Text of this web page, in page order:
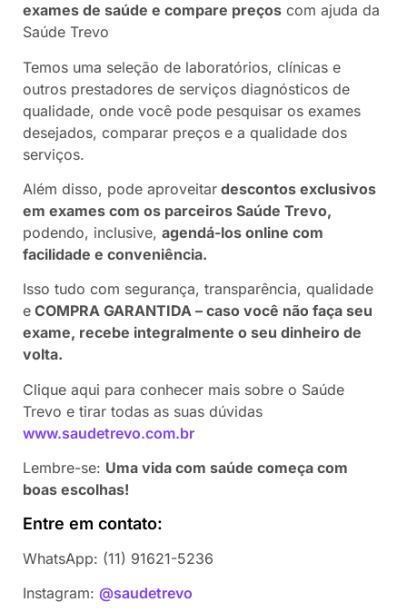
exames de saúde e compare preços com ajuda da
Saúde Trevo
Temos uma seleção de laboratórios, clínicas e
outros prestadores de serviços diagnósticos de
qualidade, onde você pode pesquisar os exames
desejados, comparar preços e a qualidade dos
serviços.
Além disso, pode aproveitar descontos exclusivos
em exames com os parceiros Saúde Trevo,
podendo, inclusive, agendá-los online com
facilidade e conveniência.
Isso tudo com segurança, transparência, qualidade
e COMPRA GARANTIDA – caso você não faça seu
exame, recebe integralmente o seu dinheiro de
volta.
Clique aqui para conhecer mais sobre o Saúde
Trevo e tirar todas as suas dúvidas
www.saudetrevo.com.br
Lembre-se: Uma vida com saúde começa com
boas escolhas!
Entre em contato:
WhatsApp: (11) 91621-5236
Instagram: @saudetrevo